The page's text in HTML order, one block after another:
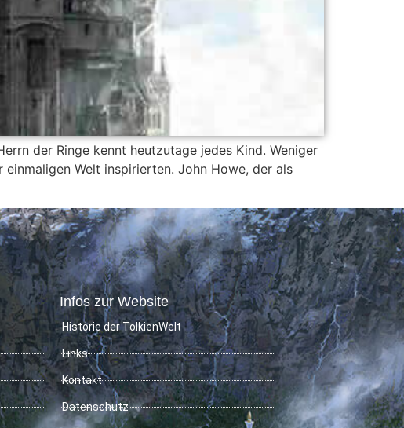
der Ringe kennt heutzutage jedes Kind. Weniger
Welt inspirierten. John Howe, der als
Infos zur Website
Historie der TolkienWelt
Links
Kontakt
Datenschutz